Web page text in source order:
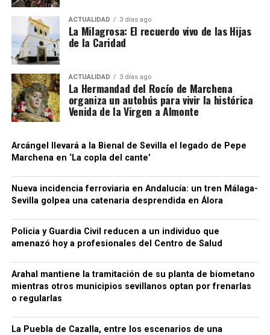
La operación adquiere así especial relevancia para
la Sierra Sur sevillana. No se trata únicamente de
que La Puebla de Cazalla figure entre las
localidades donde se practicaron registros: la
investigación está siendo dirigida judicialmente
desde Morón de la Frontera, situando una causa de
alcance nacional —con conexiones empresariales en
cuatro provincias y movimientos comerciales
próximo a la comarca.
La investigación continúa abierta, por lo que habrá
que esperar a la evolución de las diligencias para
conocer con mayor precisión el número de
sociedades y personas de La Puebla de Cazalla
afectadas, su función concreta dentro del entramado
y el destino judicial de los detenidos. Por ahora, no
he encontrado en las fuentes oficiales consultadas
datos que permitan identificar públicamente a las
empresas o a los detenidos de La Puebla, de modo
que no sería responsable atribuir nombres o
negocios concretos sin confirmación documental.
ACTUALIDAD 3 días ago
La Milagrosa: El recuerdo vivo de las Hijas
de la Caridad
ACTUALIDAD 3 días ago
La Hermandad del Rocío de Marchena
organiza un autobús para vivir la histórica
Venida de la Virgen a Almonte
Arcángel llevará a la Bienal de Sevilla el legado de Pepe
Marchena en ‘La copla del cante’
Nueva incidencia ferroviaria en Andalucía: un tren Málaga-
Sevilla golpea una catenaria desprendida en Álora
Policia y Guardia Civil reducen a un individuo que
amenazó hoy a profesionales del Centro de Salud
Arahal mantiene la tramitación de su planta de biometano
mientras otros municipios sevillanos optan por frenarlas
o regularlas
La Puebla de Cazalla, entre los escenarios de una